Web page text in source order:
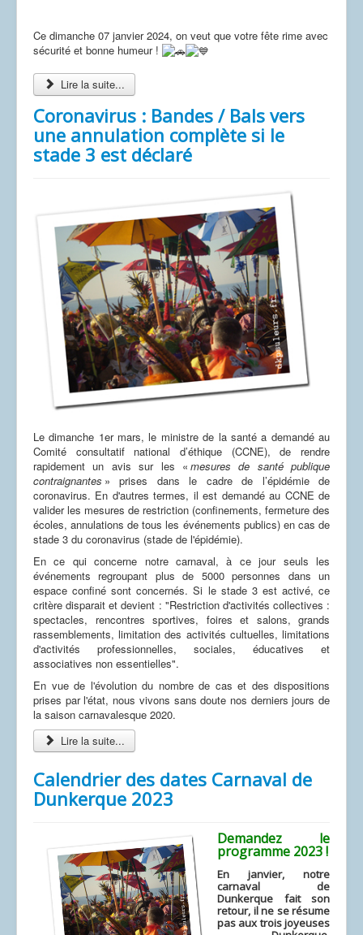
Ce dimanche 07 janvier 2024, on veut que votre fête rime avec
sécurité et bonne humeur !
Lire la suite...
Coronavirus : Bandes / Bals vers
une annulation complète si le
stade 3 est déclaré
Le dimanche 1er mars, le ministre de la santé a demandé au
Comité consultatif national d’éthique (CCNE), de rendre
rapidement un avis sur les « mesures de santé publique
contraignantes » prises dans le cadre de l’épidémie de
coronavirus. En d'autres termes, il est demandé au CCNE de
valider les mesures de restriction (confinements, fermeture des
écoles, annulations de tous les événements publics) en cas de
stade 3 du coronavirus (stade de l'épidémie).
En ce qui concerne notre carnaval, à ce jour seuls les
événements regroupant plus de 5000 personnes dans un
espace confiné sont concernés. Si le stade 3 est activé, ce
critère disparait et devient : "Restriction d'activités collectives :
spectacles, rencontres sportives, foires et salons, grands
rassemblements, limitation des activités cultuelles, limitations
d'activités professionnelles, sociales, éducatives et
associatives non essentielles".
En vue de l'évolution du nombre de cas et des dispositions
prises par l'état, nous vivons sans doute nos derniers jours de
la saison carnavalesque 2020.
Lire la suite...
Calendrier des dates Carnaval de
Dunkerque 2023
Demandez le
programme 2023 !
En janvier, notre
carnaval de
Dunkerque fait son
retour, il ne se résume
pas aux trois joyeuses